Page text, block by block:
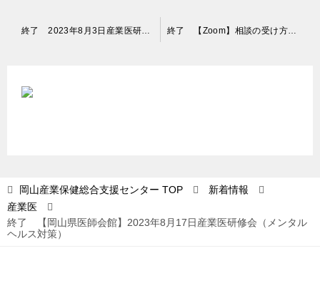
ョ
ン
岡山産業保健総合支援センター TOP
新着情報
産業医
終了 【岡山県医師会館】2023年8月17日産業医研修会（メンタル
ヘルス対策）